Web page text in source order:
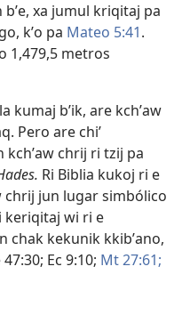
xa jumul kriqitaj pa
kʼo pa Mateo 5:41.
1,479,5 metros
kumaj bʼik, are kchʼaw
Pero are chiʼ
kchʼaw chrij ri tzij pa
Ri Biblia kukoj ri e
chrij jun lugar simbólico
keriqitaj wi ri e
chak kekunik kkibʼano,
47:30; Ec 9:10; Mt 27:61;